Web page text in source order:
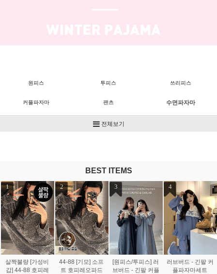
원피스 투피스 쓰리피스
커플파자마 팬츠 수면파자마
ACC
전체보기
BEST ITEMS
1
살짝불량 [가성비
갑] 44-88 호피레
2
44-88 [기모] 소프
트 호피레오파드
3
[원피스/투피스] 러
브버드 - 긴팔 커플
4
러브버드 - 긴팔 커
플파자마세트